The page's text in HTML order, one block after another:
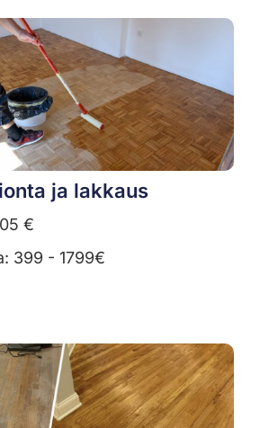
ja lakkaus
€
399 - 1799€